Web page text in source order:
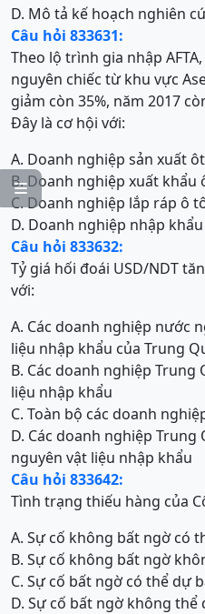

D. Mô tả kế hoạch nghiên
Câu hỏi 833631:
Theo lộ trình gia nhập
nguyên chiếc từ khu vực
giảm còn 35%, năm 2017
Đây là cơ hội với:
A. Doanh nghiệp sản xuất
B. Doanh nghiệp xuất khẩu
C. Doanh nghiệp lắp ráp ô
D. Doanh nghiệp nhập
Câu hỏi 833632:
Tỷ giá hối đoái USD/NDT
với:
A. Các doanh nghiệp nước
liệu nhập khẩu của Trung
B. Các doanh nghiệp
liệu nhập khẩu
C. Toàn bộ các doanh
D. Các doanh nghiệp
nguyên vật liệu nhập khẩu
Câu hỏi 833642:
Tình trạng thiếu hàng của
A. Sự cố không bất ngờ có
B. Sự cố không bất ngờ
C. Sự cố bất ngờ có thể dự
D. Sự cố bất ngờ không thể